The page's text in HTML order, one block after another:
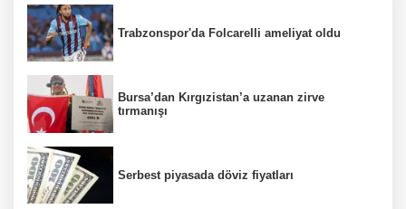
Trabzonspor'da Folcarelli ameliyat oldu
Bursa’dan Kırgızistan’a uzanan zirve
tırmanışı
Serbest piyasada döviz fiyatları